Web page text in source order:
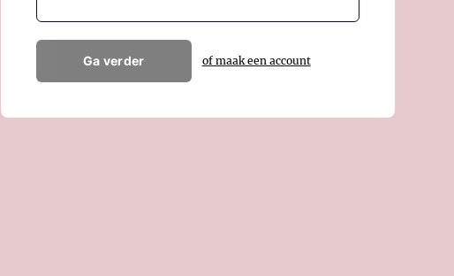
Ga verder of maak een account